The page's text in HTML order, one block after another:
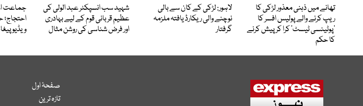
تھانے میں ذہنی معذور لڑکی کا
ریپ کرنے والے پولیس افسر کا
’پوٹینسی ٹیسٹ‘ کرا کر پیش کرنے
کا حکم
لاہور: لڑکی کے کان سے بالی
نوچنے والی ریکارڈ یافتہ ملزمہ
گرفتار
شہید سب انسپکٹر عبد الولی کی
عظیم قربانی قوم کے لیے بہادری
اور فرض شناسی کی روشن مثال
ویڈیو
صفحۂ اول
تازہ ترین